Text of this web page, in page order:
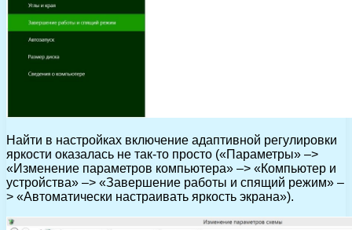
Найти в настройках включение адаптивной регулировки
яркости оказалась не так-то просто («Параметры» –>
«Изменение параметров компьютера» –> «Компьютер и
устройства» –> «Завершение работы и спящий режим» –
> «Автоматически настраивать яркость экрана»).